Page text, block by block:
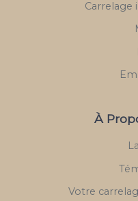
Carrelage
À
Votre